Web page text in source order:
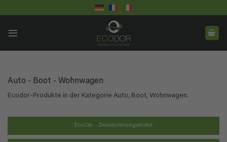
to
Auto - Boot - Wohnwagen
Ecodor-Produkte in der Kategorie Auto, Boot, Wohnwagen.
EcoCar - Desodorierungsmittel